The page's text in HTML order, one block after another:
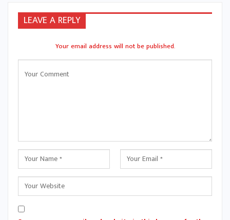
LEAVE A REPLY
Your email address will not be published.